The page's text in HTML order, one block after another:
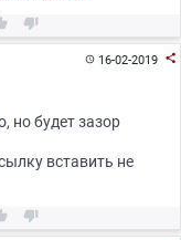

16-02-2019 
но будет зазор
вставить не
